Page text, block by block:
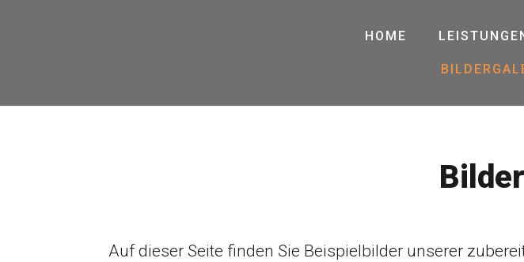
HOME
Auf dieser Seite finden Sie Beispielbilder unserer